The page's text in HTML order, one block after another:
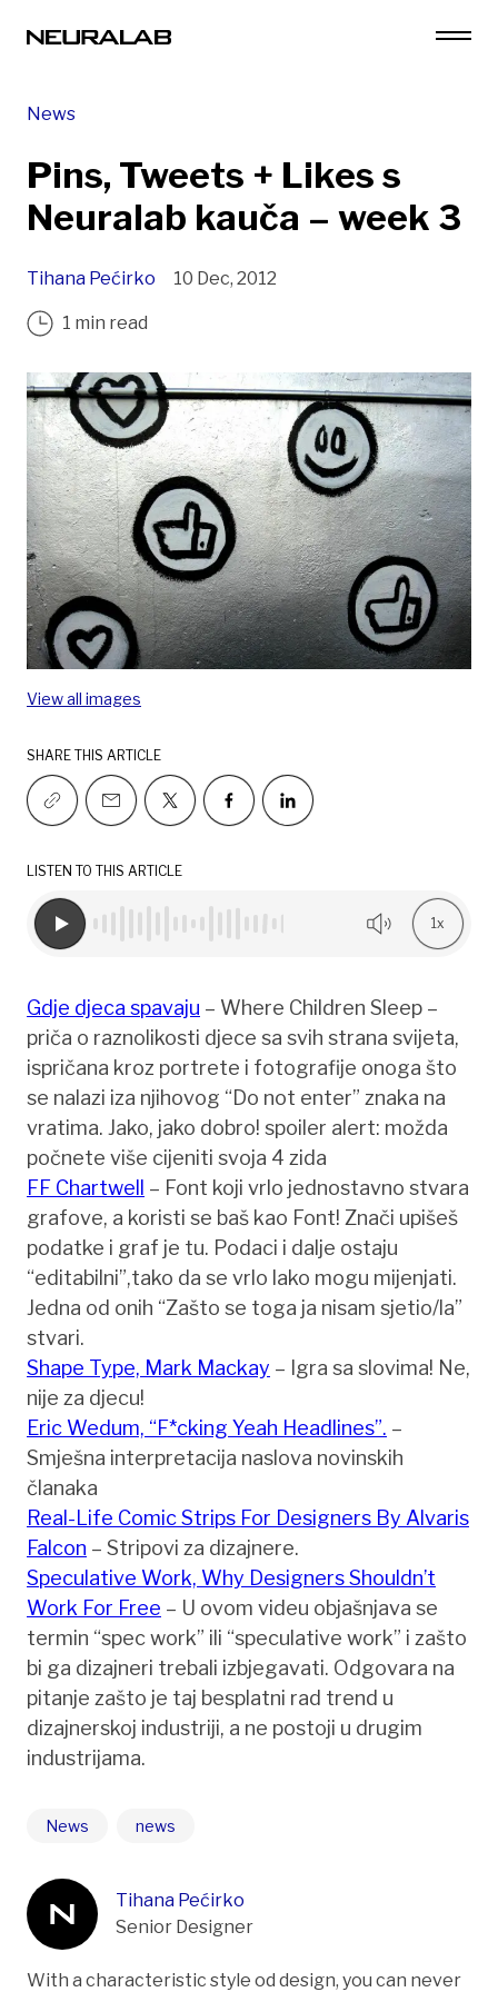
News
Pins, Tweets + Likes s
Neuralab kauča – week 3
Tihana Pećirko 10 Dec, 2012
1 min read
View all images
SHARE THIS ARTICLE
LISTEN TO THIS ARTICLE
1x
Gdje djeca spavaju – Where Children Sleep –
priča o raznolikosti djece sa svih strana svijeta,
ispričana kroz portrete i fotografije onoga što
se nalazi iza njihovog “Do not enter” znaka na
vratima. Jako, jako dobro! spoiler alert: možda
počnete više cijeniti svoja 4 zida
FF Chartwell – Font koji vrlo jednostavno stvara
grafove, a koristi se baš kao Font! Znači upišeš
podatke i graf je tu. Podaci i dalje ostaju
“editabilni”,tako da se vrlo lako mogu mijenjati.
Jedna od onih “Zašto se toga ja nisam sjetio/la”
stvari.
Shape Type, Mark Mackay – Igra sa slovima! Ne,
nije za djecu!
Eric Wedum, “F*cking Yeah Headlines”. –
Smješna interpretacija naslova novinskih
članaka
Real-Life Comic Strips For Designers By Alvaris
Falcon – Stripovi za dizajnere.
Speculative Work, Why Designers Shouldn’t
Work For Free – U ovom videu objašnjava se
termin “spec work” ili “speculative work” i zašto
bi ga dizajneri trebali izbjegavati. Odgovara na
pitanje zašto je taj besplatni rad trend u
dizajnerskoj industriji, a ne postoji u drugim
industrijama.
News news
Tihana Pećirko
Senior Designer
With a characteristic style od design, you can never